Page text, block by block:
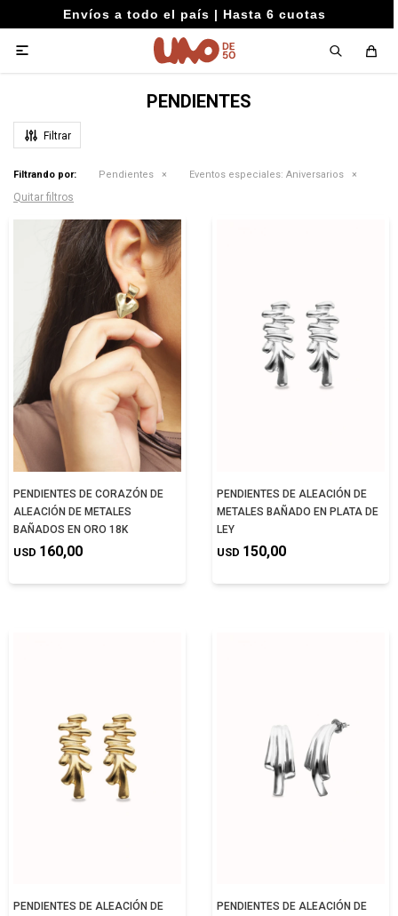
Envíos a todo el país | Hasta 6 cuotas

PENDIENTES
Filtrando por: Pendientes Eventos especiales: Aniversarios
Quitar filtros
PENDIENTES DE CORAZÓN DE
ALEACIÓN DE METALES
BAÑADOS EN ORO 18K
USD 160,00
PENDIENTES DE ALEACIÓN DE
METALES BAÑADO EN PLATA DE
LEY
USD 150,00
PENDIENTES DE ALEACIÓN DE
PENDIENTES DE ALEACIÓN DE